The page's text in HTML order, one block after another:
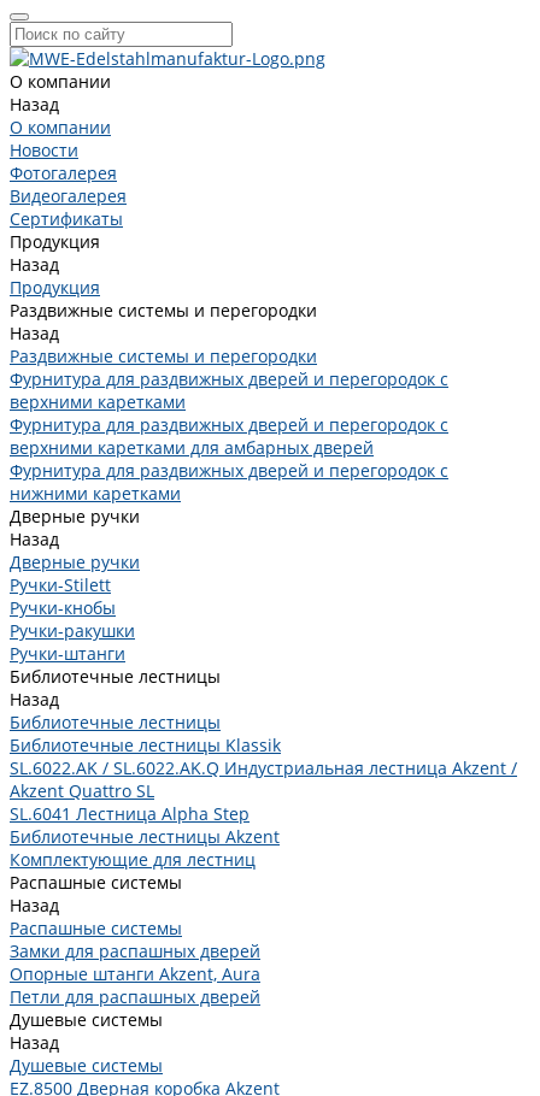
О компании
Назад
О компании
Новости
Фотогалерея
Видеогалерея
Сертификаты
Продукция
Назад
Продукция
Раздвижные системы и перегородки
Назад
Раздвижные системы и перегородки
Фурнитура для раздвижных дверей и перегородок с
верхними каретками
Фурнитура для раздвижных дверей и перегородок с
верхними каретками для амбарных дверей
Фурнитура для раздвижных дверей и перегородок с
нижними каретками
Дверные ручки
Назад
Дверные ручки
Ручки-Stilett
Ручки-кнобы
Ручки-ракушки
Ручки-штанги
Библиотечные лестницы
Назад
Библиотечные лестницы
Библиотечные лестницы Klassik
SL.6022.AK / SL.6022.AK.Q Индустриальная лестница Akzent /
Akzent Quattro SL
SL.6041 Лестница Alpha Step
Библиотечные лестницы Akzent
Комплектующие для лестниц
Распашные системы
Назад
Распашные системы
Замки для распашных дверей
Опорные штанги Akzent, Aura
Петли для распашных дверей
Душевые системы
Назад
Душевые системы
EZ.8500 Дверная коробка Akzent